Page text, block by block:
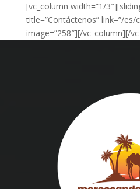
[vc_column width=”1/
title=”Contáctenos” link=”/es/
image=”258″][/vc_column][/